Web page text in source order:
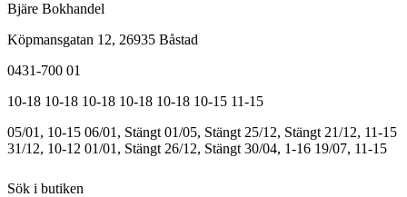
Bjäre Bokhandel
Köpmansgatan 12, 26935 Båstad
0431-700 01
10-18 10-18 10-18 10-18 10-18 10-15 11-15
05/01, 10-15 06/01, Stängt 01/05, Stängt 25/12, Stängt 21/12, 11-15
31/12, 10-12 01/01, Stängt 26/12, Stängt 30/04, 1-16 19/07, 11-15
Sök i butiken